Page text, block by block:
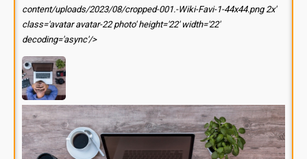
content/uploads/2023/08/cropped-001.-Wiki-Favi-1-44x44.png 2x'
class='avatar avatar-22 photo' height='22' width='22'
decoding='async'/>